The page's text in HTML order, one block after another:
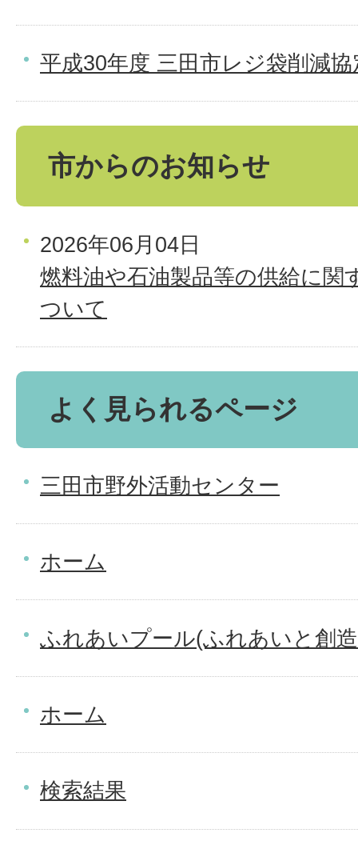
平成30年度 三田市レジ袋削減協
市からのお知らせ
2026年06月04日
燃料油や石油製品等の供給に関
ついて
よく見られるページ
三田市野外活動センター
ホーム
ふれあいプール(ふれあいと創
ホーム
検索結果